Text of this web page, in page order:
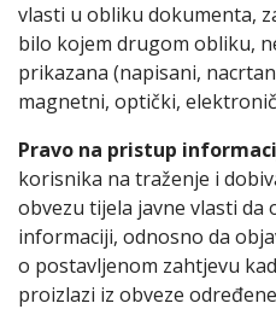
vlasti u obliku dokumenta,
bilo kojem drugom obliku,
prikazana (napisani,
magnetni, optički,
Pravo na pristup
korisnika na traženje i
obvezu tijela javne vlasti
informaciji, odnosno da
o postavljenom zahtjevu
proizlazi iz obveze